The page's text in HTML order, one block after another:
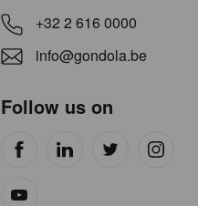
+32 2 616 0000
info@gondola.be
Follow us on